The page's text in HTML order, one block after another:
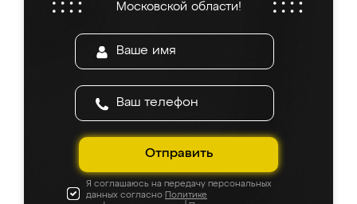
Московской области!
Отправить
Я соглашаюсь на передачу персональных
данных согласно Политике